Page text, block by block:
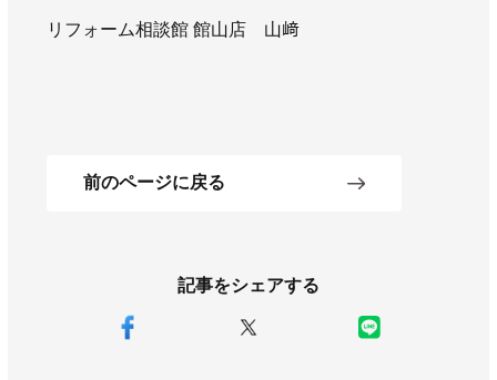
記事をシェアする
リフォーム相談館 館山店 山﨑
前のページに戻る